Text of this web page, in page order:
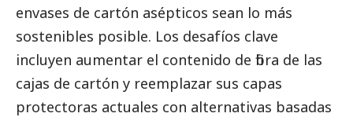
envases de cartón asépticos sean lo más
sostenibles posible. Los desafíos clave
incluyen aumentar el contenido de fibra de las
cajas de cartón y reemplazar sus capas
protectoras actuales con alternativas basadas